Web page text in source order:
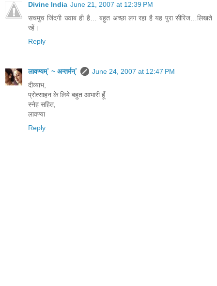
Divine India June 21, 2007 at 12:39 PM
सचमुच जिंदगी ख्वाब ही है… बहुत अच्छा लग रहा है यह पुरा सीरिज…लिखते
रहें।
Reply
लावण्यम्` ~ अन्तर्मन्`
June 24, 2007 at 12:47 PM
दीव्याभ,
प्रोत्साहन के लिये बहुत आभारी हूँ
स्नेह सहित,
लावण्या
Reply